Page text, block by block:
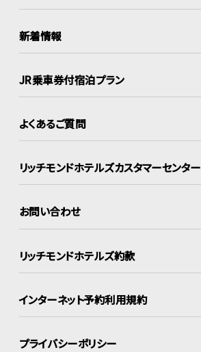
新着情報
JR乗車券付宿泊プラン
よくあるご質問
リッチモンドホテルズカスタマーセンター
お問い合わせ
リッチモンドホテルズ約款
インターネット予約利用規約
プライバシーポリシー